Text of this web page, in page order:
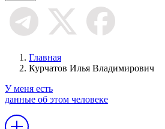
Главная
Курчатов Илья Владимирович
У меня есть
данные об этом человеке